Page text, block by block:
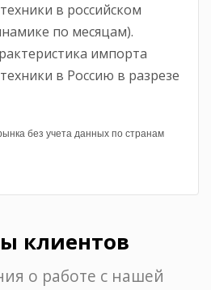
в российском
по месяцам).
импорта
в Россию в разрезе
без учета данных по странам
клиентов
о работе с нашей